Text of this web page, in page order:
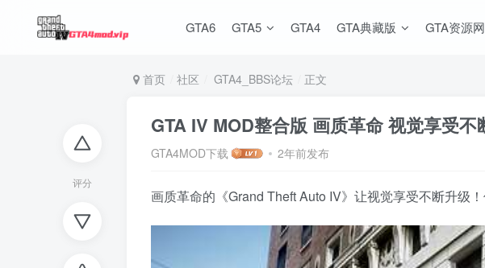
GTA6 GTA5 GTA4 GTA典藏版 GTA资源网
评分
首页 社区 GTA4_BBS论坛 正文
GTA IV MOD整合版 画质革命 视觉享受不
GTA4MOD下载 2年前发布
画质革命的《Grand Theft Auto IV》让视觉享受不断升级